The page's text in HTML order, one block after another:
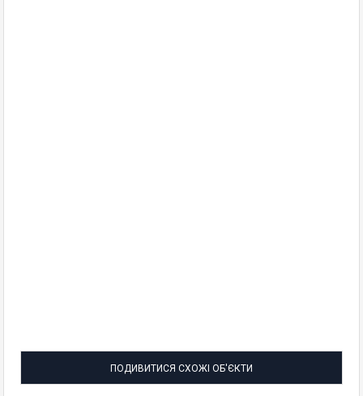
ПОДИВИТИСЯ СХОЖІ ОБ'ЄКТИ